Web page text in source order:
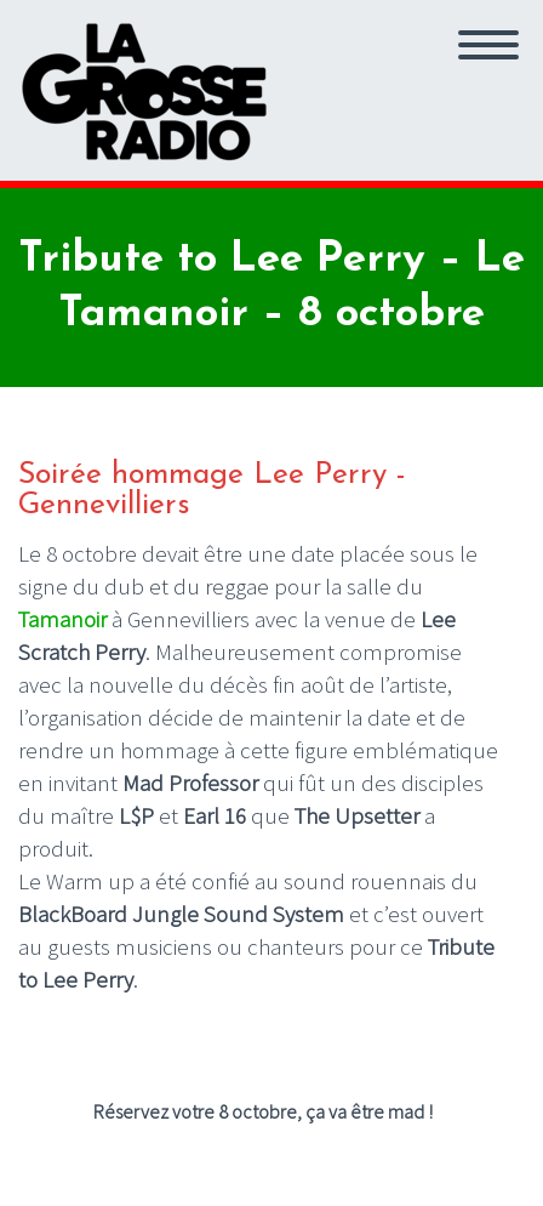
Tribute to Lee Perry – Le
Tamanoir – 8 octobre
Soirée hommage Lee Perry -
Gennevilliers
Le 8 octobre devait être une date placée sous le
signe du dub et du reggae pour la salle du
Tamanoirà Gennevilliers avec la venue de Lee
Scratch Perry. Malheureusement compromise
avec la nouvelle du décès fin août de l’artiste,
l’organisation décide de maintenir la date et de
rendre un hommage à cette figure emblématique
en invitant Mad Professorqui fût un des disciples
du maître L$P et Earl 16 que The Upsettera
produit.
Le Warm up a été confié au sound rouennais du
BlackBoard Jungle Sound System et c’est ouvert
au guests musiciens ou chanteurs pour ce Tribute
to Lee Perry.
Réservez votre 8 octobre, ça va être mad !